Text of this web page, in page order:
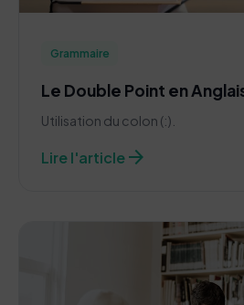
Grammaire
Le Double Point en
Utilisation du colon (:).
Lire l'articlearrow_forward